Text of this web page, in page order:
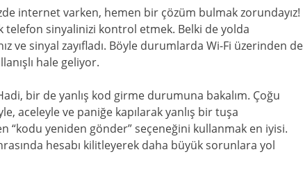
internet varken, hemen bir çözüm bulmak zorundayız!
telefon sinyalinizi kontrol etmek. Belki de yolda
ve sinyal zayıfladı. Böyle durumlarda Wi-Fi üzerinden de
hale geliyor.
bir de yanlış kod girme durumuna bakalım. Çoğu
aceleyle ve paniğe kapılarak yanlış bir tuşa
“kodu yeniden gönder” seçeneğini kullanmak en iyisi.
hesabı kilitleyerek daha büyük sorunlara yol